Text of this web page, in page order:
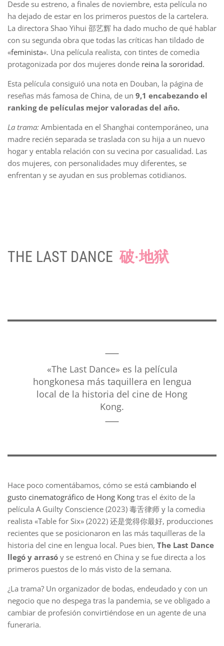
Desde su estreno, a finales de noviembre, esta película no
ha dejado de estar en los primeros puestos de la cartelera.
La directora Shao Yihui 邵艺辉 ha dado mucho de qué hablar
con su segunda obra que todas las críticas han tildado de
«feminista«. Una película realista, con tintes de comedia
protagonizada por dos mujeres donde reina la sororidad.
Esta película consiguió una nota en Douban, la página de
reseñas más famosa de China, de un 9,1 encabezando el
ranking de películas mejor valoradas del año.
La trama: Ambientada en el Shanghai contemporáneo, una
madre recién separada se traslada con su hija a un nuevo
hogar y entabla relación con su vecina por casualidad. Las
dos mujeres, con personalidades muy diferentes, se
enfrentan y se ayudan en sus problemas cotidianos.
THE LAST DANCE 破·地狱
«The Last Dance» es la película
hongkonesa más taquillera en lengua
local de la historia del cine de Hong
Kong.
Hace poco comentábamos, cómo se está cambiando el
gusto cinematográfico de Hong Kong tras el éxito de la
película A Guilty Conscience (2023) 毒舌律师 y la comedia
realista «Table for Six» (2022) 还是觉得你最好, producciones
recientes que se posicionaron en las más taquilleras de la
historia del cine en lengua local. Pues bien, The Last Dance
llegó y arrasó y se estrenó en China y se fue directa a los
primeros puestos de lo más visto de la semana.
¿La trama? Un organizador de bodas, endeudado y con un
negocio que no despega tras la pandemia, se ve obligado a
cambiar de profesión convirtiéndose en un agente de una
funeraria.